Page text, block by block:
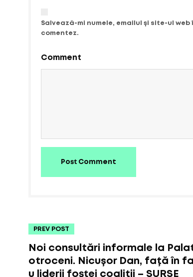
Salvează-mi numele, emailul și site-ul
comentez.
Comment
Post Comment
PREV POST
Noi consultări informale la
otroceni. Nicușor Dan, față în
u liderii fostei coaliţii – SURSE